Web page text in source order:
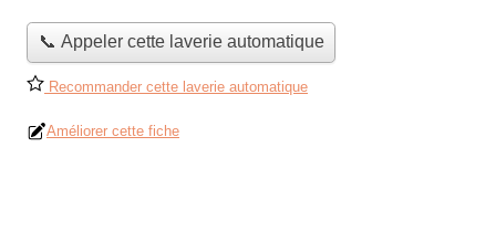
📞 Appeler cette laverie automatique
Recommander cette laverie automatique
Améliorer cette fiche